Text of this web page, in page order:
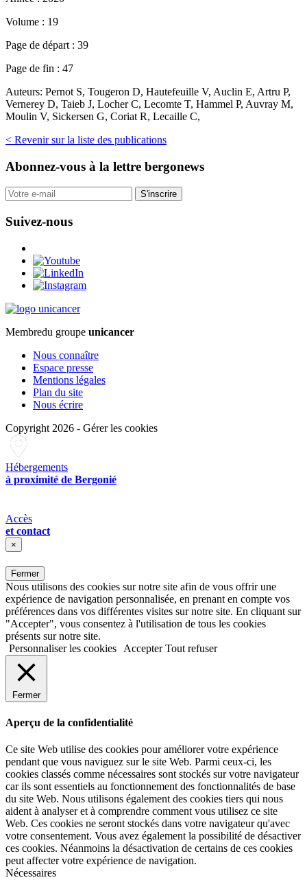
Volume : 19
Page de départ : 39
Page de fin : 47
Auteurs: Pernot S, Tougeron D, Hautefeuille V, Auclin E, Artru P,
Vernerey D, Taieb J, Locher C, Lecomte T, Hammel P, Auvray M,
Moulin V, Sickersen G, Coriat R, Lecaille C,
< Revenir sur la liste des publications
Abonnez-vous à la lettre bergonews
S'inscrire
Suivez-nous
Membredu groupe unicancer
Nous connaître
Espace presse
Mentions légales
Plan du site
Nous écrire
Copyright 2026 - Gérer les cookies
Hébergements
à proximité de Bergonié
Accès
et contact
×
Fermer
Nous utilisons des cookies sur notre site afin de vous offrir une
expérience de navigation personnalisée, en prenant en compte vos
préférences dans vos différentes visites sur notre site. En cliquant sur
"Accepter", vous consentez à l'utilisation de tous les cookies
présents sur notre site.
Personnaliser les cookies
Accepter Tout refuser
Fermer
Aperçu de la confidentialité
Ce site Web utilise des cookies pour améliorer votre expérience
pendant que vous naviguez sur le site Web. Parmi ceux-ci, les
cookies classés comme nécessaires sont stockés sur votre navigateur
car ils sont essentiels au fonctionnement des fonctionnalités de base
du site Web. Nous utilisons également des cookies tiers qui nous
aident à analyser et à comprendre comment vous utilisez ce site
Web. Ces cookies ne seront stockés dans votre navigateur qu'avec
votre consentement. Vous avez également la possibilité de désactiver
ces cookies. Néanmoins la désactivation de certains de ces cookies
peut affecter votre expérience de navigation.
Nécessaires